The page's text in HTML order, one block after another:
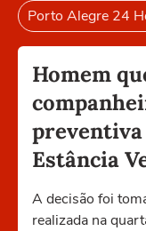
Porto Alegre 24
Homem
preventiva
Estância
A decisão foi
realizada na